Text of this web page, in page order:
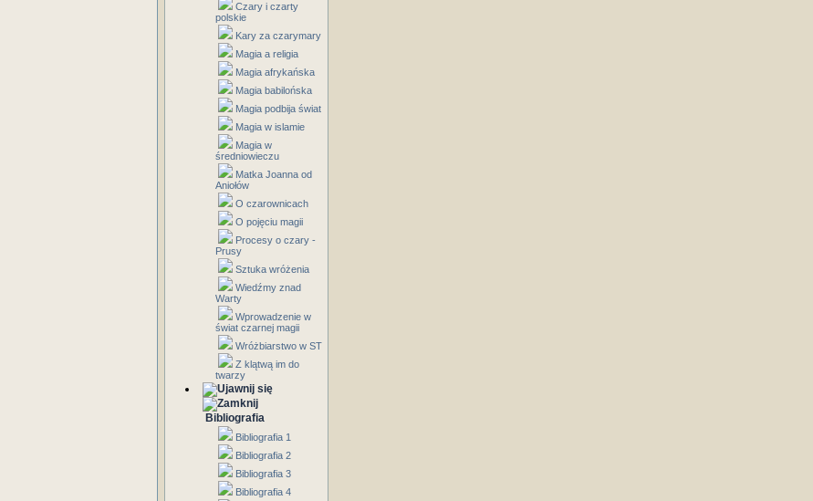
Czary i czarty
polskie
Kary za czarymary
Magia a religia
Magia afrykańska
Magia babilońska
Magia podbija świat
Magia w islamie
Magia w
średniowieczu
Matka Joanna od
Aniołów
O czarownicach
O pojęciu magii
Procesy o czary -
Prusy
Sztuka wróżenia
Wiedźmy znad
Warty
Wprowadzenie w
świat czarnej magii
Wróżbiarstwo w ST
Z klątwą im do
twarzy
Bibliografia
Bibliografia 1
Bibliografia 2
Bibliografia 3
Bibliografia 4